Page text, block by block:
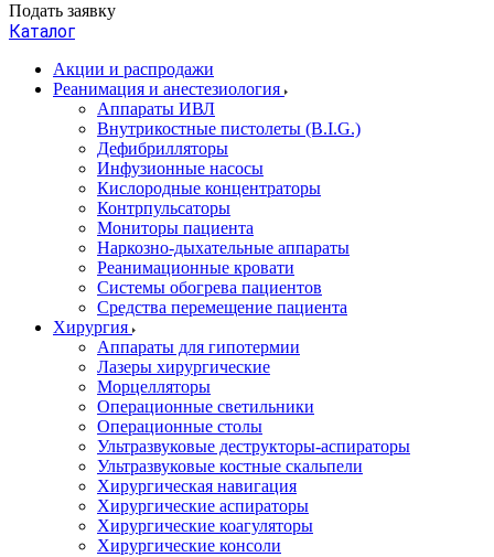
Подать заявку
Каталог
Акции и распродажи
Реанимация и анестезиология
Аппараты ИВЛ
Внутрикостные пистолеты (B.I.G.)
Дефибрилляторы
Инфузионные насосы
Кислородные концентраторы
Контрпульсаторы
Мониторы пациента
Наркозно-дыхательные аппараты
Реанимационные кровати
Системы обогрева пациентов
Средства перемещение пациента
Хирургия
Аппараты для гипотермии
Лазеры хирургические
Морцелляторы
Операционные светильники
Операционные столы
Ультразвуковые деструкторы-аспираторы
Ультразвуковые костные скальпели
Хирургическая навигация
Хирургические аспираторы
Хирургические коагуляторы
Хирургические консоли